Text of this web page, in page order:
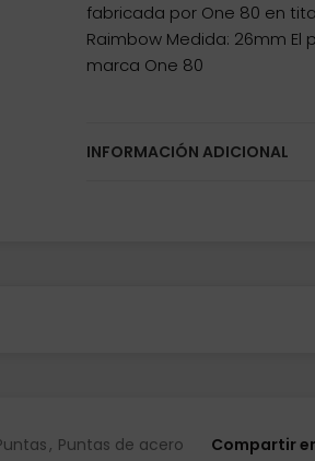
fabricada por One 80 en
Raimbow Medida: 26mm
marca One 80
INFORMACIÓN ADICIONAL
, Puntas de acero Compartir